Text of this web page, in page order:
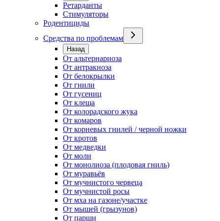
Ретарданты
Стимуляторы
Родентициды
Средства по проблемам
Назад
От альтернариоза
От антракноза
От белокрылки
От гнили
От гусениц
От клеща
От колорадского жука
От комаров
От корневых гнилей / черной ножки
От кротов
От медведки
От моли
От монолиоза (плодовая гниль)
От муравьёв
От мучнистого червеца
От мучнистой росы
От мха на газоне/участке
От мышей (грызунов)
От парши